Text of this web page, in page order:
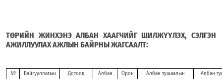
ТӨРИЙН ЖИНХЭНЭ АЛБАН ХААГЧИЙГ ШИЛЖҮҮЛЭХ, СЭЛГЭН
АЖИЛЛУУЛАХАЖЛЫН БАЙРНЫ ЖАГСААЛТ:
№
Байгууллагын
Дотоод
Албан
Орон
Албан тушаалын Албан